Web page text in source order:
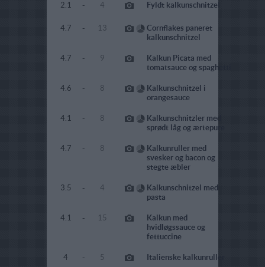
2.1 - 4 Fyldt kalkunschnitzel
4.7 - 13
Cornflakes paneret
kalkunschnitzel
4.7 - 9
Kalkun Picata med
tomatsauce og spaghetti
4.6 - 8
Kalkunschnitzel i
orangesauce
4.1 - 8
Kalkunschnitzler med
sprødt låg og ærtepure
4.7 - 8
Kalkunruller med
svesker og bacon og
stegte æbler
3.5 - 4
Kalkunschnitzel med
pasta
4.1 - 15
Kalkun med
hvidløgssauce og
fettuccine
4 - 5 Italienske kalkunruller